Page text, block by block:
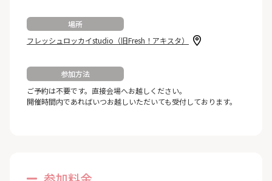
場所
フレッシュロッカイstudio（旧Fresh！アキスタ）
参加方法
ご予約は不要です。直接会場へお越しください。
開催時間内であればいつお越しいただいても受付しております。